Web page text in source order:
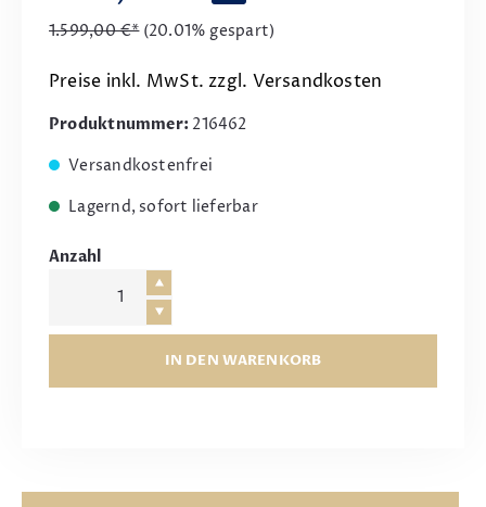
1.599,00 €* (20.01% gespart)
Preise inkl. MwSt. zzgl. Versandkosten
Produktnummer: 216462
Versandkostenfrei
Lagernd, sofort lieferbar
Anzahl
IN DEN WARENKORB